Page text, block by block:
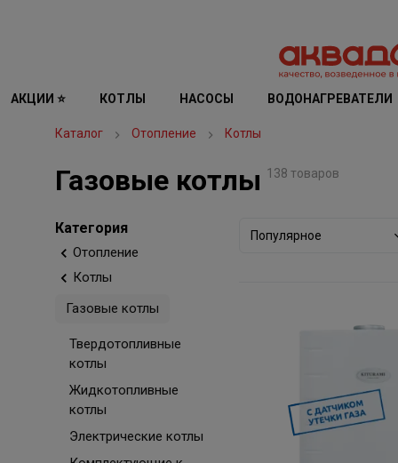
АКЦИИ ⭐ КОТЛЫ НАСОСЫ ВОДОНАГРЕВАТЕЛИ
Каталог Отопление Котлы
Газовые котлы 138 товаров
Категория
Отопление
Котлы
Газовые котлы
Твердотопливные
котлы
Жидкотопливные
котлы
Электрические котлы
Популярное